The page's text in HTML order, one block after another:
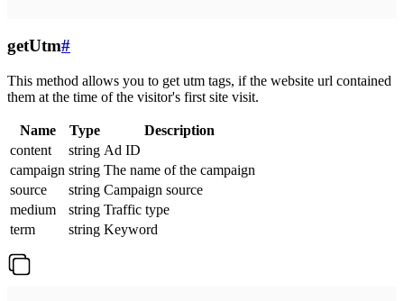
getUtm#
This method allows you to get utm tags, if the website url contained
them at the time of the visitor's first site visit.
Name Type
Description
content
string Ad ID
campaign string The name of the campaign
source
string Campaign source
medium
string Traffic type
term
string Keyword